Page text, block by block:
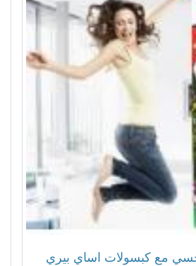
مع كبسولات اساي بيري